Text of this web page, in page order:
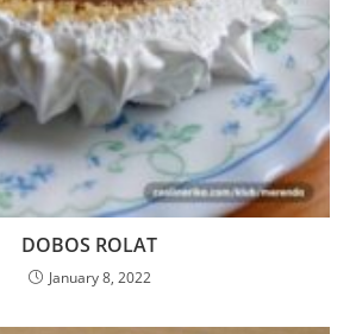
DOBOS ROLAT
January 8, 2022